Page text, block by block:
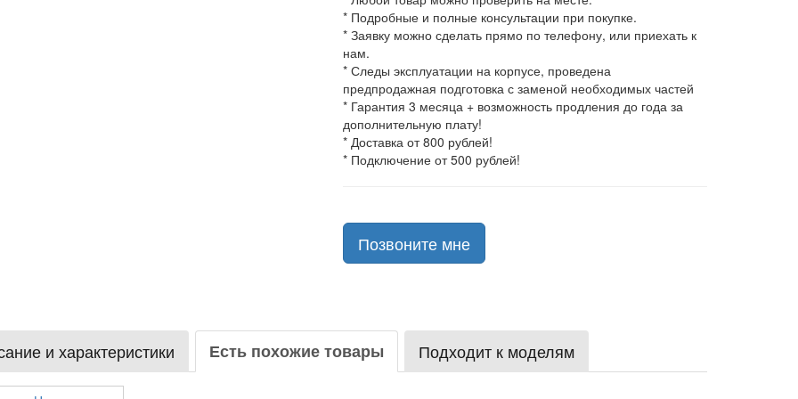
* Подробные и полные консультации при покупке.
* Заявку можно сделать прямо по телефону, или приехать к
нам.
* Следы эксплуатации на корпусе, проведена
предпродажная подготовка с заменой необходимых частей
* Гарантия 3 месяца + возможность продления до года за
дополнительную плату!
* Доставка от 800 рублей!
* Подключение от 500 рублей!
Позвоните мне
и характеристики Есть похожие товары Подходит к моделям